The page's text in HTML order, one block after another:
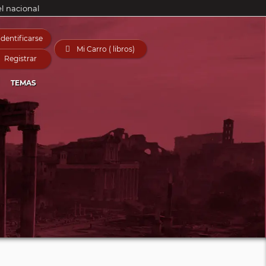
nacional
Registrar
 Mi Carro ( libros)
TEMAS